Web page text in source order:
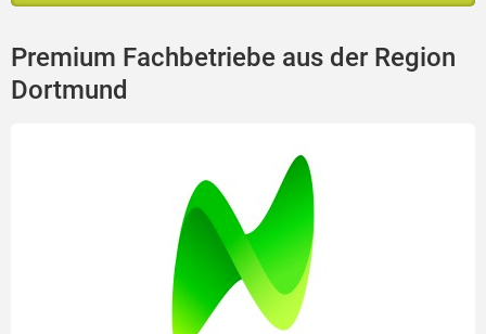
Premium Fachbetriebe aus der Region
Dortmund